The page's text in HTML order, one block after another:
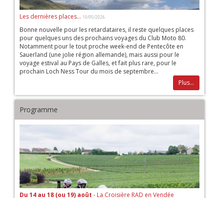
Les dernières places... 10/05/2026
Bonne nouvelle pour les retardataires, il reste quelques places
pour quelques uns des prochains voyages du Club Moto 80.
Notamment pour le tout proche week-end de Pentecôte en
Sauerland (une jolie région allemande), mais aussi pour le
voyage estival au Pays de Galles, et fait plus rare, pour le
prochain Loch Ness Tour du mois de septembre...
Plus...
Programme
Du 14 au 18 (ou 19) août - La Croisière RAD en Vendée